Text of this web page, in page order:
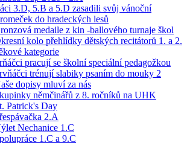
3.D, 5.B a 5.D zasadili svůj vánoční
do hradeckých lesů
medaile z kin -ballového turnaje škol
kolo přehlídky dětských recitátorů 1. a 2.
kategorie
pracují se školní speciální pedagožkou
trénují slabiky psaním do mouky 2
dopisy mluví za nás
němčinářů z 8. ročníků na UHK
Patrick's Day
2.A
Nechanice 1.C
1.C a 9.C